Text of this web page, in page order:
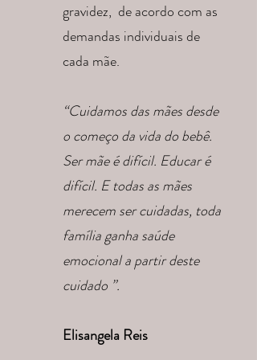
gravidez, de acordo com as
demandas individuais de
cada mãe.
“Cuidamos das mães desde
o começo da vida do bebê.
Ser mãe é difícil. Educar é
difícil. E todas as mães
merecem ser cuidadas, toda
família ganha saúde
emocional a partir deste
cuidado ”.
Elisangela Reis